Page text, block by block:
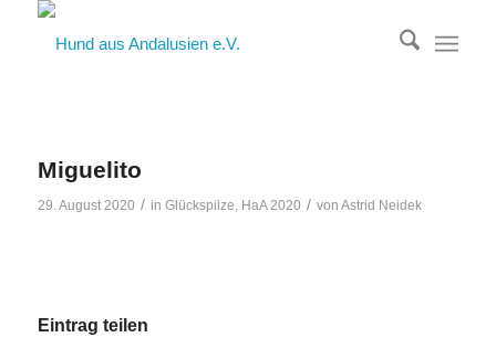
Miguelito
29. August 2020 / in Glückspilze, HaA 2020 / von Astrid Neidek
Eintrag teilen